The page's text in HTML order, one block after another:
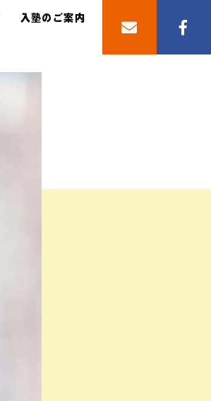
入塾のご案内